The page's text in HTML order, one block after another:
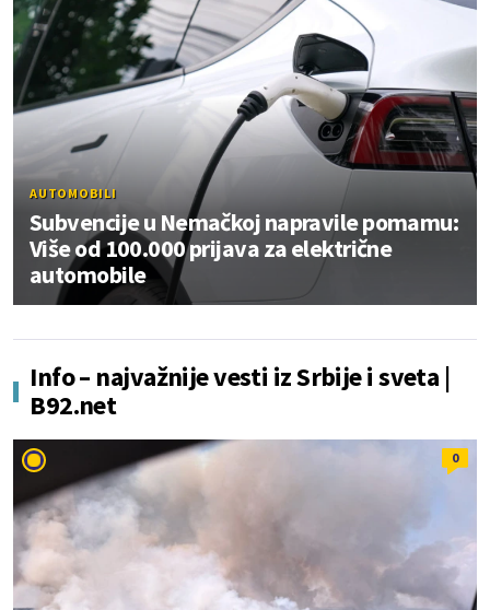
AUTOMOBILI
Subvencije u Nemačkoj napravile pomamu:
Više od 100.000 prijava za električne
automobile
Info – najvažnije vesti iz Srbije i sveta |
B92.net
0